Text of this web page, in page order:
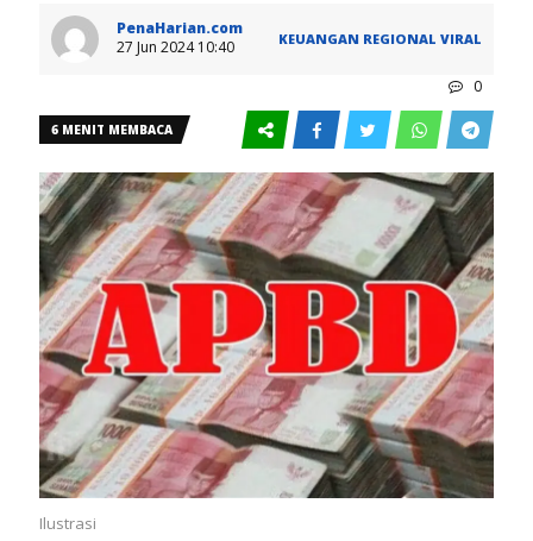
PenaHarian.com
27 Jun 2024 10:40
KEUANGAN REGIONAL VIRAL
0
6 MENIT MEMBACA
Ilustrasi